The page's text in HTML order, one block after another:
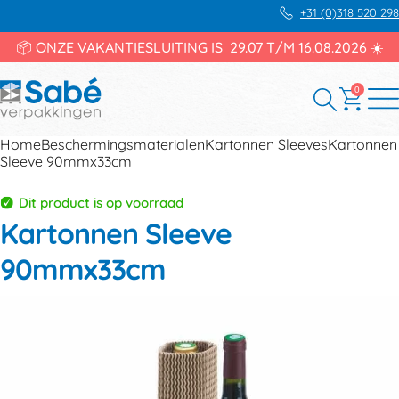
+31 (0)318 520 298
📦 ONZE VAKANTIESLUITING IS 29.07 T/M 16.08.2026 ☀️
0
HomeBeschermingsmaterialenKartonnen SleevesKartonnen
Sleeve 90mmx33cm
Dit product is op voorraad
Kartonnen Sleeve
90mmx33cm